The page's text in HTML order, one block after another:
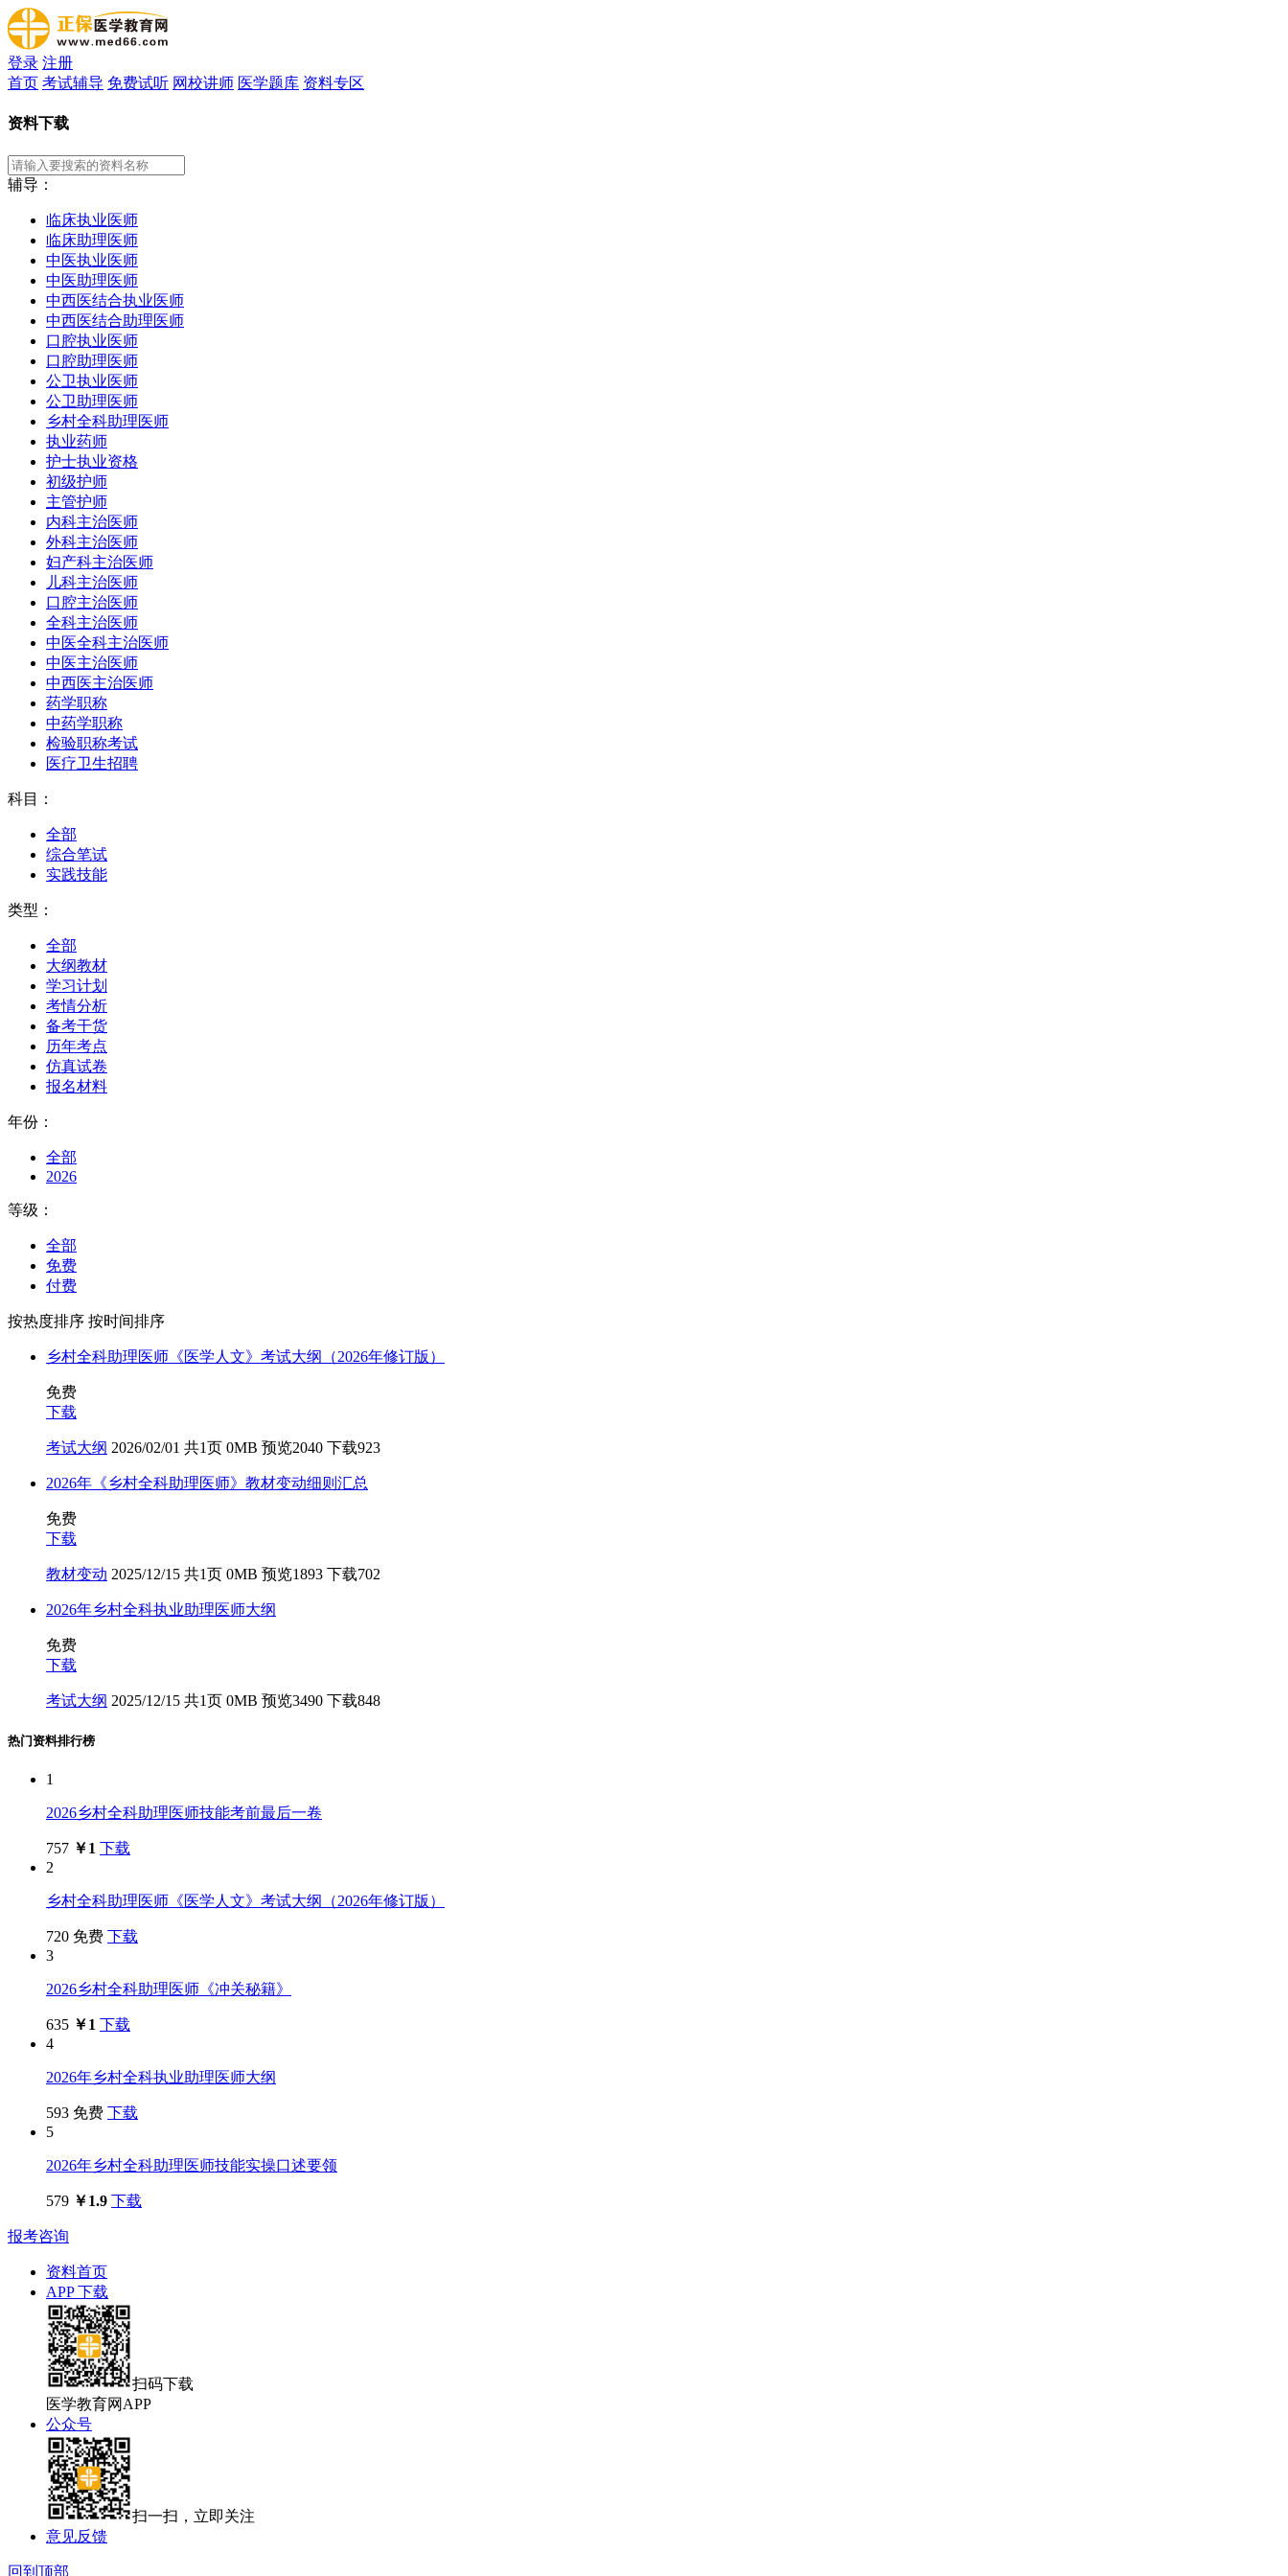
登录 注册
首页 考试辅导 免费试听 网校讲师 医学题库 资料专区
资料下载
辅导：
临床执业医师
临床助理医师
中医执业医师
中医助理医师
中西医结合执业医师
中西医结合助理医师
口腔执业医师
口腔助理医师
公卫执业医师
公卫助理医师
乡村全科助理医师
执业药师
护士执业资格
初级护师
主管护师
内科主治医师
外科主治医师
妇产科主治医师
儿科主治医师
口腔主治医师
全科主治医师
中医全科主治医师
中医主治医师
中西医主治医师
药学职称
中药学职称
检验职称考试
医疗卫生招聘
科目：
全部
综合笔试
实践技能
类型：
全部
大纲教材
学习计划
考情分析
备考干货
历年考点
仿真试卷
报名材料
年份：
全部
2026
等级：
全部
免费
付费
按热度排序 按时间排序
乡村全科助理医师《医学人文》考试大纲（2026年修订版）
免费
下载
考试大纲 2026/02/01 共1页 0MB 预览2040 下载923
2026年《乡村全科助理医师》教材变动细则汇总
免费
下载
教材变动 2025/12/15 共1页 0MB 预览1893 下载702
2026年乡村全科执业助理医师大纲
免费
下载
考试大纲 2025/12/15 共1页 0MB 预览3490 下载848
热门资料排行榜
1
2026乡村全科助理医师技能考前最后一卷
757 ￥1 下载
2
乡村全科助理医师《医学人文》考试大纲（2026年修订版）
720 免费 下载
3
2026乡村全科助理医师《冲关秘籍》
635 ￥1 下载
4
2026年乡村全科执业助理医师大纲
593 免费 下载
5
2026年乡村全科助理医师技能实操口述要领
579 ￥1.9 下载
报考咨询
资料首页
APP 下载
扫码下载
医学教育网APP
公众号
扫一扫，立即关注
意见反馈
回到顶部